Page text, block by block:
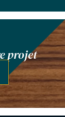
projet